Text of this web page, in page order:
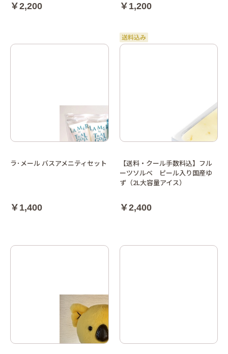
￥2,200 ￥1,200
ラ･メール バスアメニティセット
￥1,400
【送料・クール手数料込】フル
ーツソルベ ピール入り国産ゆ
ず（2L大容量アイス）
￥2,400